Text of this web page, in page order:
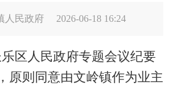
人民政府 2026-06-18 16:24
区人民政府专题会议纪要
原则同意由文岭镇作为业主